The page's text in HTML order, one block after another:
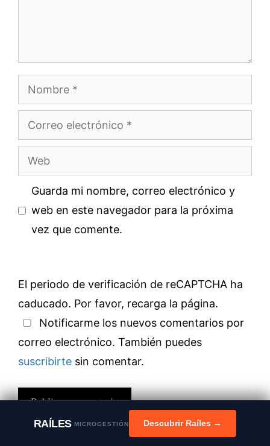
Nombre
Correo
electrónico
Web
Guarda mi nombre, correo electrónico y
web en este navegador para la próxima
vez que comente.
El periodo de verificación de reCAPTCHA ha
caducado. Por favor, recarga la página.
Notificarme los nuevos comentarios por
correo electrónico. También puedes
suscribirte sin comentar.
RAÍLESMICROGESTIÓN Descubrir Raíles →